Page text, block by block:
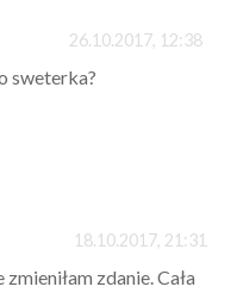
26.10.2017, 12:38
sweterka?
18.10.2017, 21:31
zmieniłam zdanie. Cała